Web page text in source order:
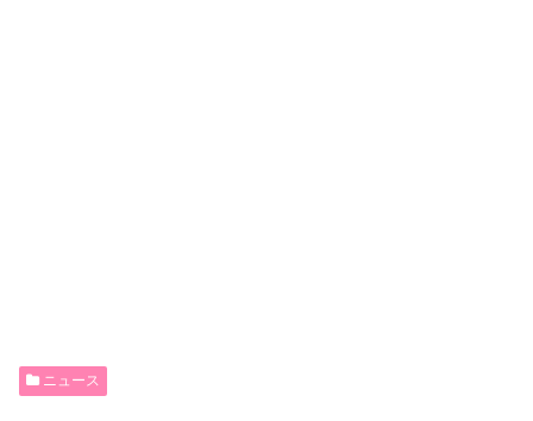
ニュース